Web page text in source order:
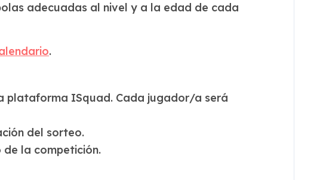
adecuadas al nivel y a la edad de cada
.
plataforma ISquad. Cada jugador/a será
del sorteo.
la competición.